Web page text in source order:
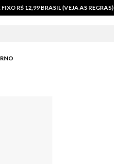
FIXO R$ 12,99 BRASIL (VEJA AS REGRAS)